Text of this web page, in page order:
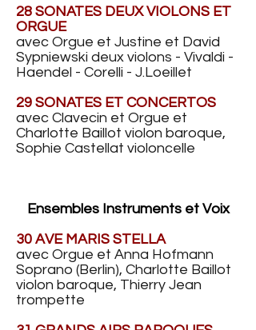
28 SONATES DEUX VIOLONS ET
ORGUE
avec Orgue et Justine et David
Sypniewski deux violons - Vivaldi -
Haendel - Corelli - J.Loeillet
29 SONATES ET CONCERTOS
avec Clavecin et Orgue et
Charlotte Baillot violon baroque,
Sophie Castellat violoncelle
Ensembles Instruments et Voix
30 AVE MARIS STELLA
avec Orgue et Anna Hofmann
Soprano (Berlin), Charlotte Baillot
violon baroque, Thierry Jean
trompette